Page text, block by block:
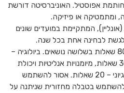
חותמת אפוסטיל. האוניברסיטה דורשת
ומתמטיקה או פיזיקה.
(אונליין), המתקיימת במועדים שונים
לגשת לבחינה אחת בכל שנה.
הבחינה מורכבת מ- 80 שאלות בשלושה נושאים. ביולוגיה –
30 שאלות, כימיה – 30 שאלות, מיומנויות אנליטיות ויכולת
לפתור בעיות באופן הגיוני – 20 שאלות. אסור להשתמש
בטבלה מחזורית שניתנה על